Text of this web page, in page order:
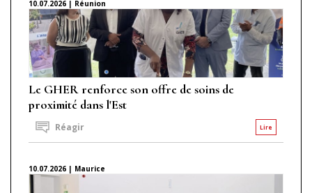
10.07.2026 | Réunion
Le GHER renforce son offre de soins de
proximité dans l'Est
Lire
Réagir
10.07.2026 | Maurice